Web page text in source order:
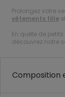
Prolongez votre
vêtements fille
En quête de
découvrez notre
Composition